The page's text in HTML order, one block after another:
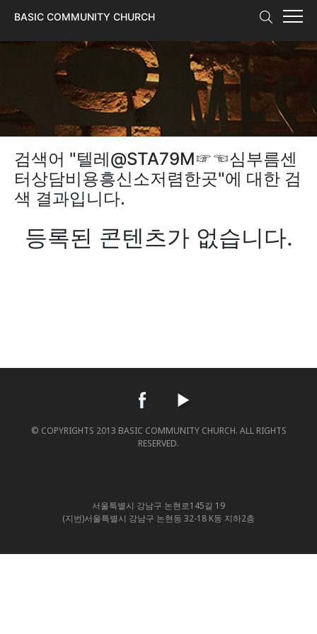
BASIC COMMUNITY CHURCH
검색어 "텔레@STA79M☞☜심부름센
터상담비용흥신소저렴한곳"에 대한 검
색 결과입니다.
등록된 콘텐츠가 없습니다.
© COPYRIGHTS 2013 BASIC COMMUNITY CHURCH. ALL RIGHTS
RESERVED.
서울특별시 강남구 논현로145길 19
(지번)서울특별시 강남구 논현동 32-18 K동 지하2층